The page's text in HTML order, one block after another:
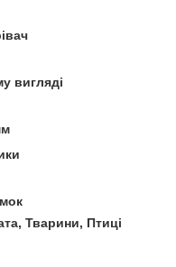
вигляді
Тварини, Птиці